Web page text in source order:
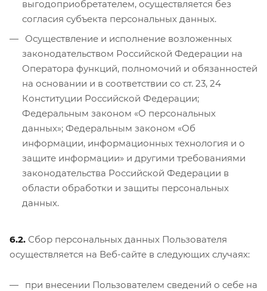
выгодоприобретателем, осуществляется без
согласия субъекта персональных данных.
Осуществление и исполнение возложенных
законодательством Российской Федерации на
Оператора функций, полномочий и обязанностей
на основании и в соответствии со ст. 23, 24
Конституции Российской Федерации;
Федеральным законом «О персональных
данных»; Федеральным законом «Об
информации, информационных технология и о
защите информации» и другими требованиями
законодательства Российской Федерации в
области обработки и защиты персональных
данных.
6.2. Сбор персональных данных Пользователя
осуществляется на Веб-сайте в следующих случаях:
при внесении Пользователем сведений о себе на